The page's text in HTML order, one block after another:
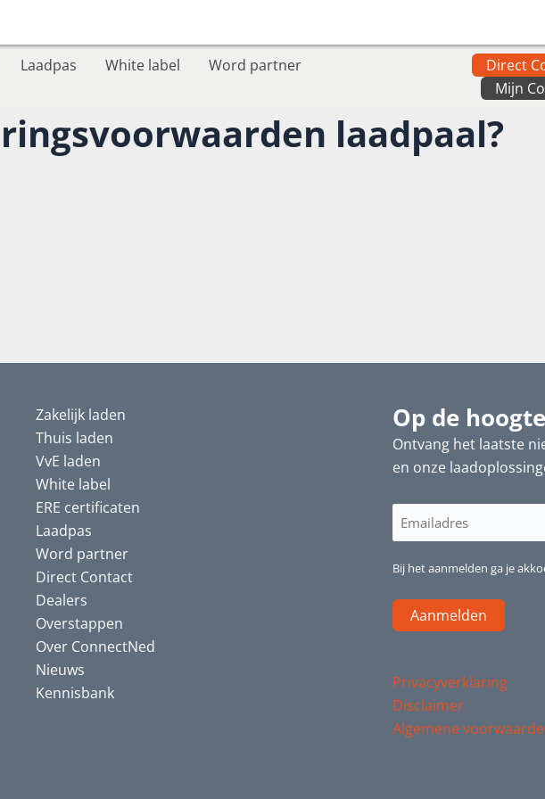
Laadpas White label
Word partner
Direct
Mijn
laadpaal?
Zakelijk laden
Thuis laden
VvE laden
White label
ERE certificaten
Laadpas
Word partner
Direct Contact
Dealers
Overstappen
Over ConnectNed
Nieuws
Kennisbank
Op de
Ontvang het laatste
en onze
E-
mailadres
(Vereist)
Bij het aanmelden ga je
Privacyverklaring
Disclaimer
Algemene